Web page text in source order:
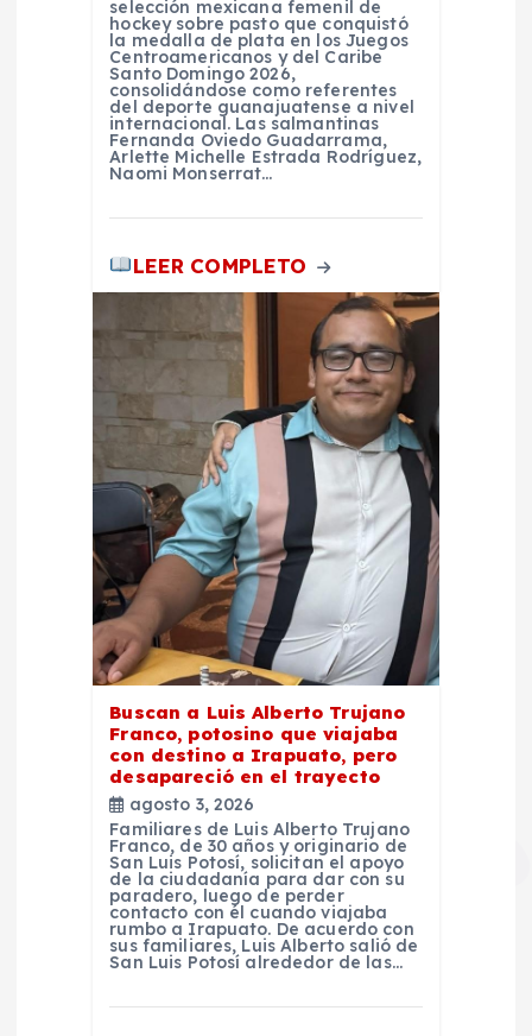
selección mexicana femenil de
hockey sobre pasto que conquistó
la medalla de plata en los Juegos
Centroamericanos y del Caribe
Santo Domingo 2026,
consolidándose como referentes
del deporte guanajuatense a nivel
internacional. Las salmantinas
Fernanda Oviedo Guadarrama,
Arlette Michelle Estrada Rodríguez,
Naomi Monserrat…
LEER COMPLETO
Buscan a Luis Alberto Trujano
Franco, potosino que viajaba
con destino a Irapuato, pero
desapareció en el trayecto
agosto 3, 2026
Familiares de Luis Alberto Trujano
Franco, de 30 años y originario de
San Luis Potosí, solicitan el apoyo
de la ciudadanía para dar con su
paradero, luego de perder
contacto con él cuando viajaba
rumbo a Irapuato. De acuerdo con
sus familiares, Luis Alberto salió de
San Luis Potosí alrededor de las…